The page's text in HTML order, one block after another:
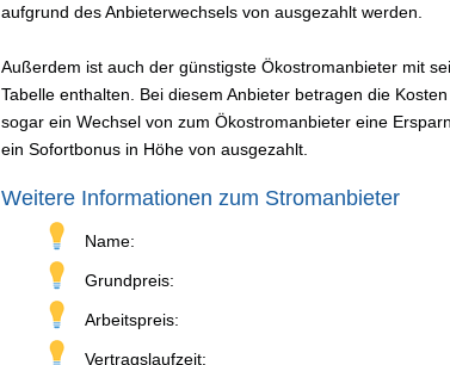
aufgrund des Anbieterwechsels von ausgezahlt werden.
Außerdem ist auch der günstigste Ökostromanbieter mit
Tabelle enthalten. Bei diesem Anbieter betragen die
sogar ein Wechsel von zum Ökostromanbieter eine
ein Sofortbonus in Höhe von ausgezahlt.
Weitere Informationen zum Stromanbieter
Name:
Grundpreis:
Arbeitspreis:
Vertragslaufzeit: